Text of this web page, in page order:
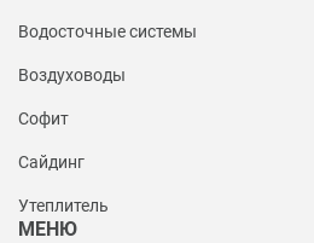
Водосточные системы
Воздуховоды
Софит
Сайдинг
Утеплитель
МЕНЮ